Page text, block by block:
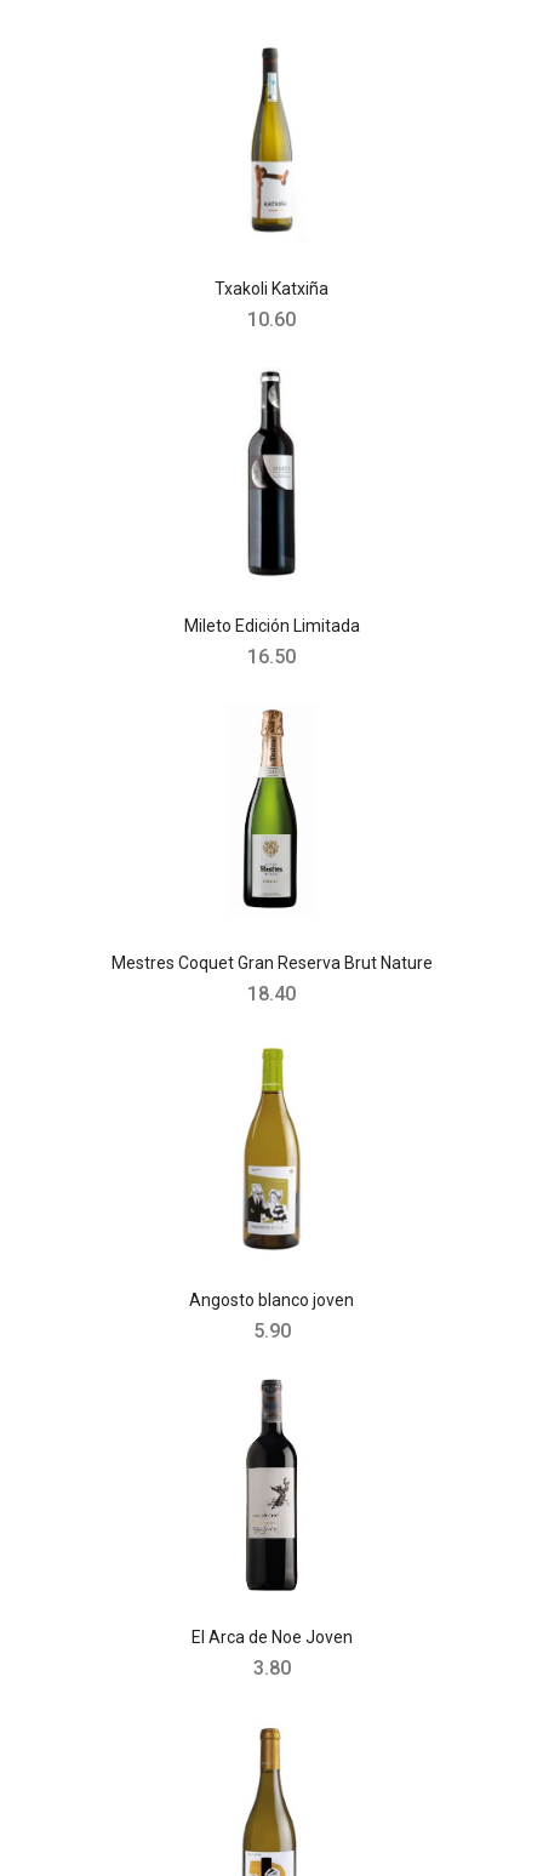
Txakoli Katxiña
10.60
Mileto Edición Limitada
16.50
Mestres Coquet Gran Reserva Brut Nature
18.40
Angosto blanco joven
5.90
El Arca de Noe Joven
3.80